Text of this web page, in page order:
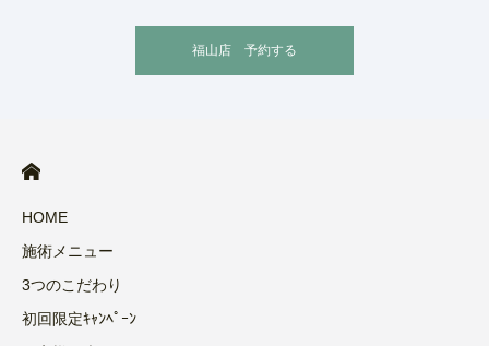
福山店 予約する
HOME
施術メニュー
3つのこだわり
初回限定ｷｬﾝﾍﾟｰﾝ